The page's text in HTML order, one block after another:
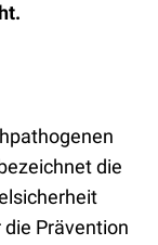
die
die Prävention